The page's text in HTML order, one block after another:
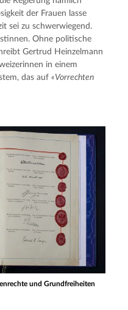
der Frauen lasse
sei zu schwerwiegend.
Ohne politische
Gertrud Heinzelmann
das auf «Vorrechten
und Grundfreiheiten